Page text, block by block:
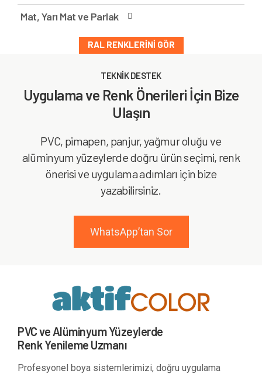
Mat, Yarı Mat ve Parlak
RAL RENKLERINI GÖR
TEKNİK DESTEK
Uygulama ve Renk Önerileri İçin Bize
Ulaşın
PVC, pimapen, panjur, yağmur oluğu ve
alüminyum yüzeylerde doğru ürün seçimi, renk
önerisi ve uygulama adımları için bize
yazabilirsiniz.
WhatsApp’tan Sor
PVC ve Alüminyum Yüzeylerde
Renk Yenileme Uzmanı
Profesyonel boya sistemlerimizi, doğru uygulama